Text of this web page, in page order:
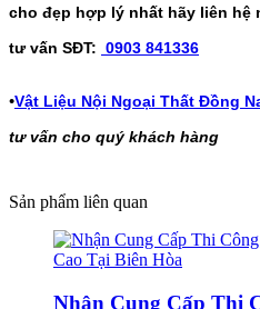
cho đẹp hợp lý nhất hãy liên
tư vấn SĐT: 0903 841336
•Vật Liệu Nội Ngoại Thất Đồng
tư vấn cho quý khách hàng
Sản phẩm liên quan
Nhận Cung Cấp Thi